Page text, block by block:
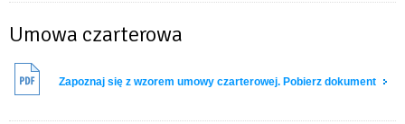
Umowa czarterowa
Zapoznaj się z wzorem umowy czarterowej. Pobierz dokument